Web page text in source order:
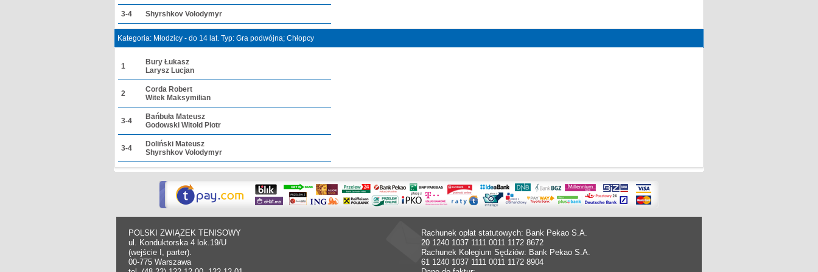
3-4 Shyrshkov Volodymyr
Kategoria: Młodzicy - do 14 lat. Typ: Gra podwójna; Chłopcy
1
Bury Łukasz
Larysz Lucjan
2
Corda Robert
Witek Maksymilian
3-4
Bańbuła Mateusz
Godowski Witold Piotr
3-4
Doliński Mateusz
Shyrshkov Volodymyr
POLSKI ZWIĄZEK TENISOWY
ul. Konduktorska 4 lok.19/U
(wejście I, parter).
00-775 Warszawa
Rachunek opłat statutowych: Bank Pekao S.A.
20 1240 1037 1111 0011 1172 8672
Rachunek Kolegium Sędziów: Bank Pekao S.A.
61 1240 1037 1111 0011 1172 8904